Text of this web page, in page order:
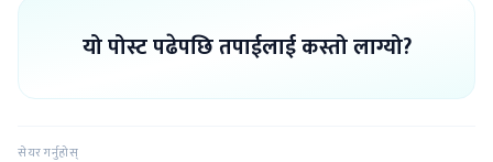
यो पोस्ट पढेपछि तपाईलाई कस्तो लाग्यो?
सेयर गर्नुहोस्